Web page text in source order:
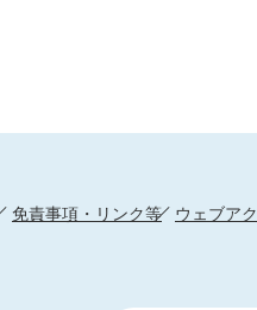
免責事項・リンク等 ウェブア